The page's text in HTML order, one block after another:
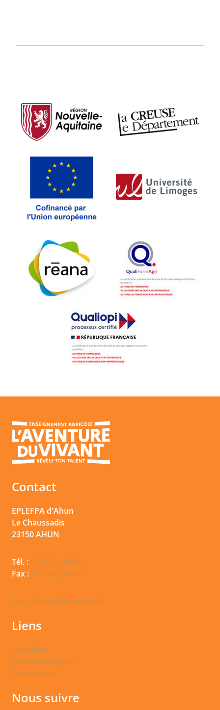
Contact
EPLEFPA d'Ahun
Le Chaussadis
23150AHUN
Tél. : 05.55.81.48.80
Fax : 05.55.62.44.00
legta.ahun(at)educagri.fr
Liens
Actualités
Mentions légales
Rechercher
Nous suivre